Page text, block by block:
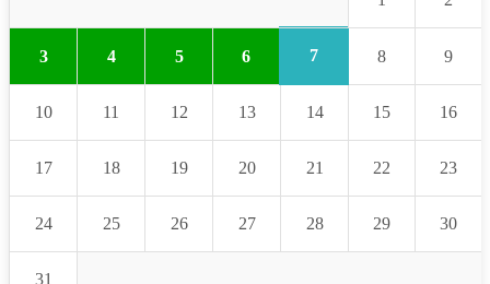
3 4 5 6 7 8 9
10 11 12 13 14 15 16
17 18 19 20 21 22 23
24 25 26 27 28 29 30
31